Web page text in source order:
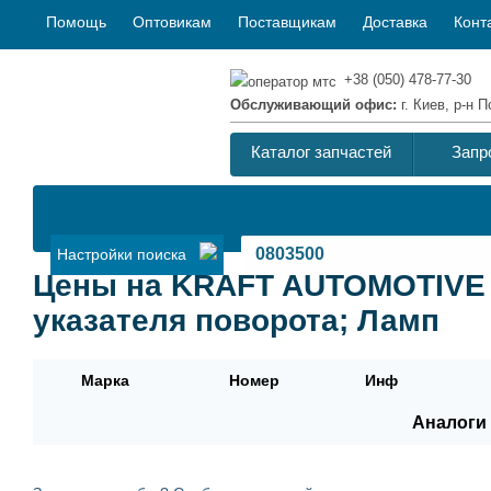
Помощь Оптовикам Поставщикам Доставка
+38 (050) 478-77-30
Обслуживающий офис: г. Киев, р-н
Каталог запчастей
Настройки поиска
Цены на KRAFT
указателя поворота; Ламп
Марка Номер Инф
Аналоги